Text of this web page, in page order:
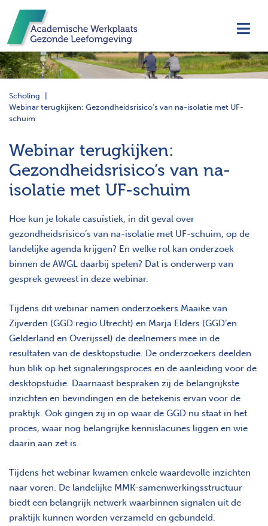
Scholing
Webinar terugkijken: Gezondheidsrisico’s van na-isolatie met UF-
schuim
Webinar terugkijken:
Gezondheidsrisico’s van na-
isolatie met UF-schuim
Hoe kun je lokale casuïstiek, in dit geval over
gezondheidsrisico’s van na-isolatie met UF-schuim, op de
landelijke agenda krijgen? En welke rol kan onderzoek
binnen de AWGL daarbij spelen? Dat is onderwerp van
gesprek geweest in deze webinar.
Tijdens dit webinar namen onderzoekers Maaike van
Zijverden (GGD regio Utrecht) en Marja Elders (GGD’en
Gelderland en Overijssel) de deelnemers mee in de
resultaten van de desktopstudie. De onderzoekers deelden
hun blik op het signaleringsproces en de aanleiding voor de
desktopstudie. Daarnaast bespraken zij de belangrijkste
inzichten en bevindingen en de betekenis ervan voor de
praktijk. Ook gingen zij in op waar de GGD nu staat in het
proces, waar nog belangrijke kennislacunes liggen en wie
daarin aan zet is.
Tijdens het webinar kwamen enkele waardevolle inzichten
naar voren. De landelijke MMK-samenwerkingsstructuur
biedt een belangrijk netwerk waarbinnen signalen uit de
praktijk kunnen worden verzameld en gebundeld.